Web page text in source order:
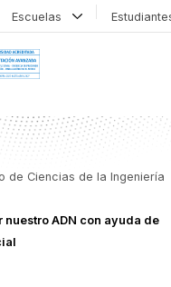
Escuelas
de Ciencias de la Ingeniería
nuestro ADN con ayuda de